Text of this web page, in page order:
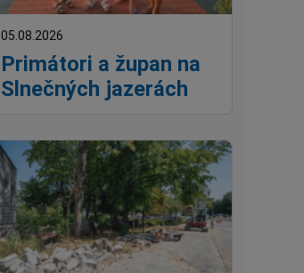
Primátori a župan na
Slnečných jazerách
05.08.2026